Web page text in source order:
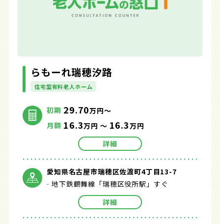
らもーれ瑞穂汐路
住宅型有料老人ホーム
初期 29.70万円～
月額 16.3万円 ～ 16.3万円
詳細
愛知県名古屋市瑞穂区佐渡町4丁目13-7
地下鉄鶴舞線「瑞穂区役所駅」すぐ
詳細